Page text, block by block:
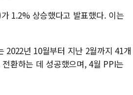
1.2% 상승했다고 발표했다. 이는
2022년 10월부터 지난 2월까지 41개
환하는 데 성공했으며, 4월 PPI는